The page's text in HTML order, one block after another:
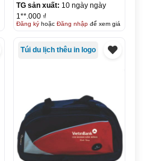
TG sản xuất: 10 ngày ngày
1**.000 ₫
Đăng kýhoặc Đăng nhậpđể xem giá
Túi du lịch thêu in logo